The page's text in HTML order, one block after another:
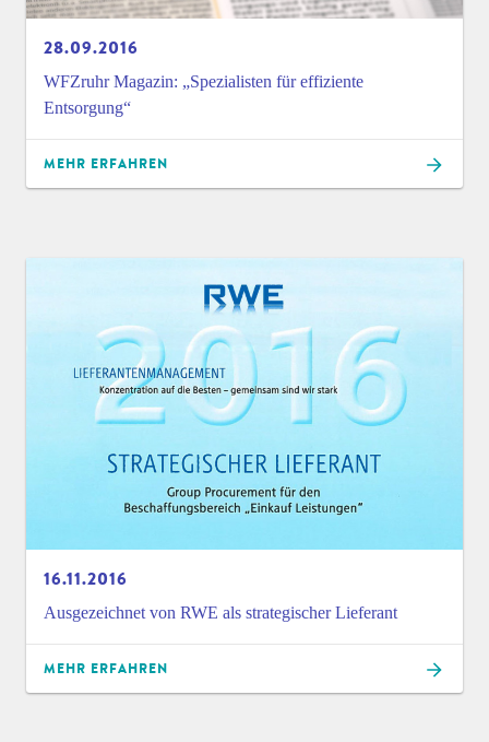
28.09.2016
WFZruhr Magazin: „Spezialisten für effiziente
Entsorgung“
MEHR ERFAHREN
16.11.2016
Ausgezeichnet von RWE als strategischer Lieferant
MEHR ERFAHREN